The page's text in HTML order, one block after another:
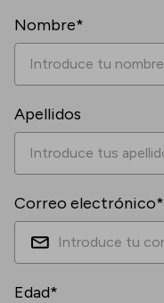
Nombre*
Apellidos
Correo electrónico*
Edad*